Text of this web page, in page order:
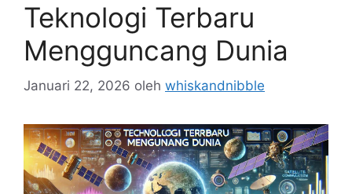
Teknologi Terbaru
Mengguncang Dunia
Januari 22, 2026 oleh whiskandnibble